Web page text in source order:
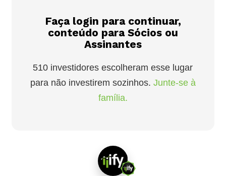
Faça login para continuar,
conteúdo para Sócios ou
Assinantes
510 investidores escolheram esse lugar
para não investirem sozinhos. Junte-se à
família.